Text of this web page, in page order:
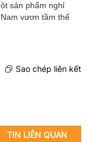
sản phẩm nghỉ
vươn tầm thế
Sao chép liên kết
TIN LIÊN QUAN